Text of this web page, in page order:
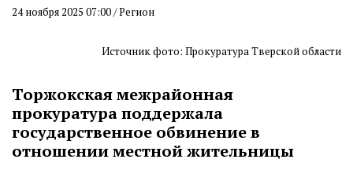
24 ноября 2025 07:00 / Регион
Источник фото: Прокуратура Тверской области
Торжокская межрайонная
прокуратура поддержала
государственное обвинение в
отношении местной жительницы